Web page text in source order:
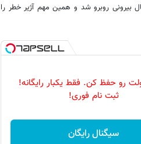
بیرونی روبرو شد و همین مهم آژیر خطر را
رو حفظ کن. فقط یکبار رایگانه!
ثبت نام فوری!
سیگنال رایگان